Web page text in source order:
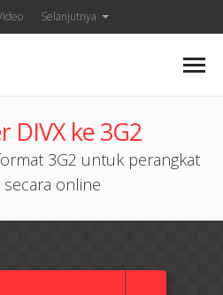
Selanjutnya
DIVX ke 3G2
3G2 untuk perangkat
online